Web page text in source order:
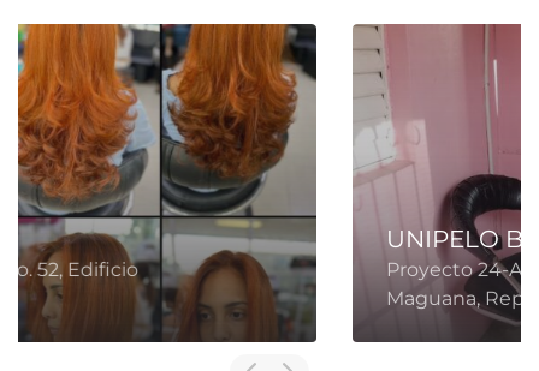
UNIPELO BEAUTY SALON
Proyecto 24-A, San Juan de la
Maguana, República Dominicana